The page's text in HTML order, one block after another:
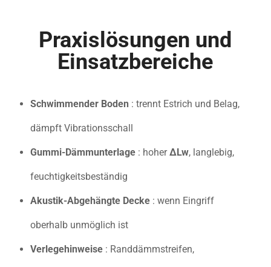
Praxislösungen und
Einsatzbereiche
Schwimmender Boden : trennt Estrich und Belag,
dämpft Vibrationsschall
Gummi-Dämmunterlage: hoherΔLw, langlebig,
feuchtigkeitsbeständig
Akustik-Abgehängte Decke: wenn Eingriff
oberhalb unmöglich ist
Verlegehinweise: Randdämmstreifen,